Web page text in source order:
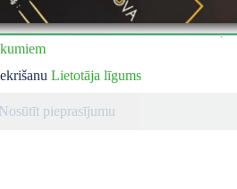
savu personas datu apstrādei saskaņā
Lietotāja līgums
Nosūtīt pieprasījumu